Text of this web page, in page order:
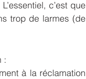
c’est que
trop de larmes (de
:
à la réclamation